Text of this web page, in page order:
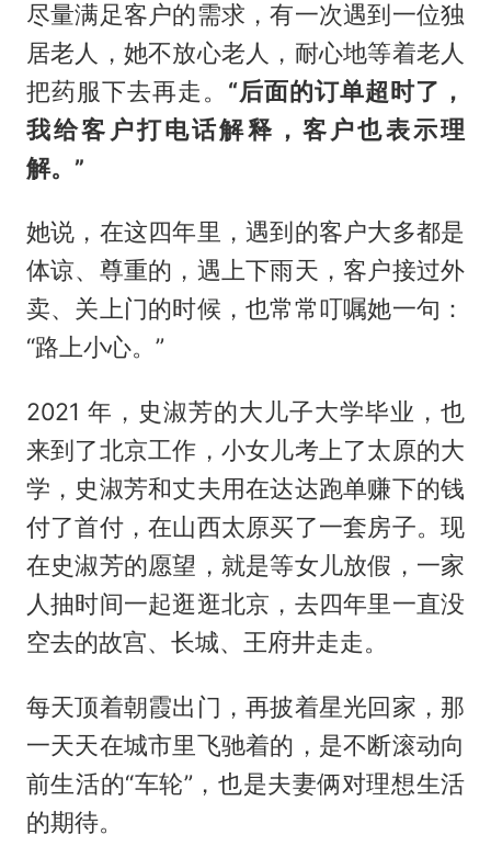
尽量满足客户的需求，有一次遇到一位独
居老人，她不放心老人，耐心地等着老人
把药服下去再走。 “后面的订单超时了，
我给客户打电话解释，客户也表示理
解。”
她说，在这四年里，遇到的客户大多都是
体谅、尊重的，遇上下雨天，客户接过外
卖、关上门的时候，也常常叮嘱她一句：
“路上小心。”
2021 年，史淑芳的大儿子大学毕业，也
来到了北京工作，小女儿考上了太原的大
学，史淑芳和丈夫用在达达跑单赚下的钱
付了首付，在山西太原买了一套房子。现
在史淑芳的愿望，就是等女儿放假，一家
人抽时间一起逛逛北京，去四年里一直没
空去的故宫、长城、王府井走走。
每天顶着朝霞出门，再披着星光回家，那
一天天在城市里飞驰着的，是不断滚动向
前生活的“车轮”，也是夫妻俩对理想生活
的期待。